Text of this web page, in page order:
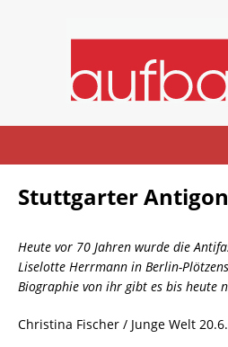
Stuttgarter
Heute vor 70 Jahren wurde die
Liselotte Herrmann in Berlin-
Biographie von ihr gibt es bis heute
Christina Fischer / Junge Welt